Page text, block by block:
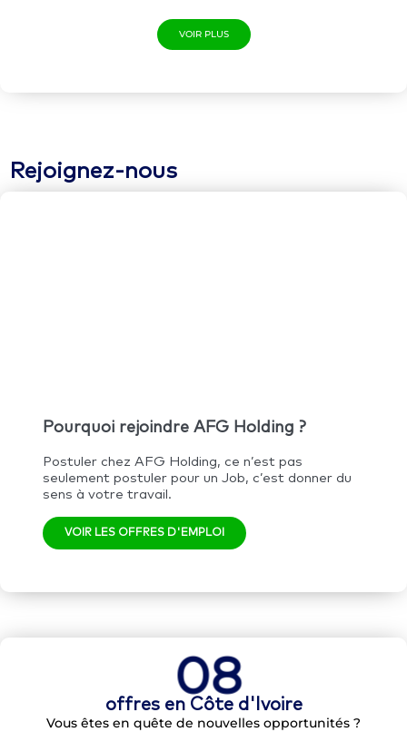
VOIR PLUS
Rejoignez-nous
Pourquoi rejoindre AFG Holding ?
Postuler chez AFG Holding, ce n’est pas
seulement postuler pour un Job, c’est donner du
sens à votre travail.
VOIR LES OFFRES D'EMPLOI
08
offres en Côte d'Ivoire
Vous êtes en quête de nouvelles opportunités ?